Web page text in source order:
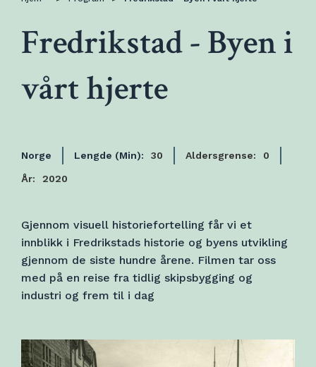
Fredrikstad - Byen i
vårt hjerte
Norge Lengde (Min): 30 Aldersgrense: 0
År: 2020
Gjennom visuell historiefortelling får vi et
innblikk i Fredrikstads historie og byens utvikling
gjennom de siste hundre årene. Filmen tar oss
med på en reise fra tidlig skipsbygging og
industri og frem til i dag